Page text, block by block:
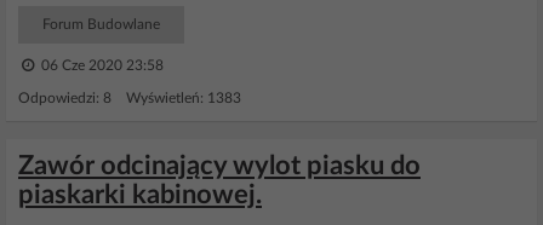
Forum Budowlane
06 Cze 2020 23:58
Odpowiedzi: 8 Wyświetleń: 1383
Zawór odcinający wylot piasku do
piaskarki kabinowej.